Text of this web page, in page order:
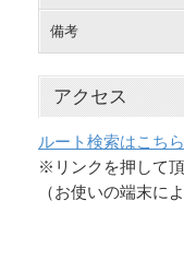
備考
アクセス
ルート検索はこち
※リンクを押して
（お使いの端末に